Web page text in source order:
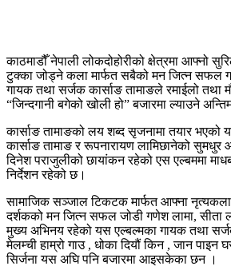
काठमाडौँ नेपाली लोकदोहोरीको क्षेत्रमा आफ्नो
टुक्का जोड्ने कला मार्फत सबैको मन जित्न सफल
गायक तथा सर्जक कार्साङ तामाङले रमाईलो तथा
“जिन्दगानी बगेको खोली हो” बजारमा ल्याउने
कार्साङ तामाङको लय शब्द सृजनामा तयार भएको
कार्साङ तामाङ र रूपनारायण लामिछानेको
दिनेश पराजुलीको छायांकन रहेको एस एल्बममा
निर्देशन रहेको छ।
सामाजिक सञ्जाल टिकटक मार्फत आफ्ना नृत्यकला
दर्शकको मन जित्न सफल जोडी गणेश लामा, सीता
मुख्य अभिनय रहेको यस एल्बल्मका गायक तथा
मेलम्ची हाम्रो गाउ , धोका दियौं किन , जान पाइन
सिर्जना यस अघि पनि बजारमा आइसकेका छन ।